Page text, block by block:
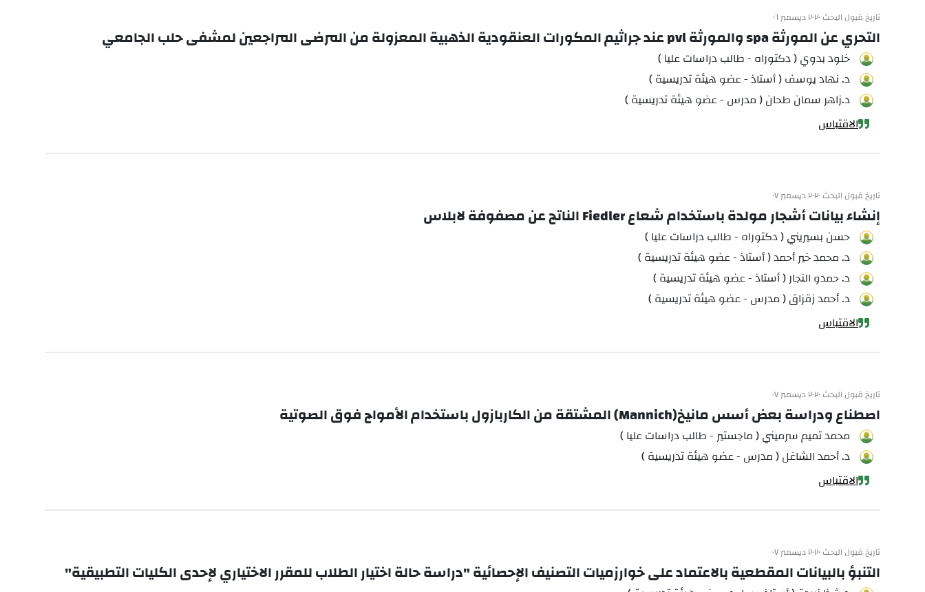
تاريخ قبول البحث ٢٠٢٠ ديسمبر ٠٦
التحري عن المورثة spa والمورثة pvl عند جراثيم المكورات العنقودية الذهبية المعزولة من المرضى المراجعين لمشفى حلب الجامعي
خلود بدوي ( دكتوراه - طالب دراسات عليا )
د. نهاد يوسف ( أستاذ - عضو هيئة تدريسية )
د.زاهر سمان طحان ( مدرس - عضو هيئة تدريسية )
الاقتباس
تاريخ قبول البحث ٢٠٢٠ ديسمبر ٠٧
إنشاء بيانات أشجار مولدة باستخدام شعاع Fiedler الناتج عن مصفوفة لابلاس
حسن بسيريني ( دكتوراه - طالب دراسات عليا )
د. محمد خير أحمد ( أستاذ - عضو هيئة تدريسية )
د. حمدو النجار ( أستاذ - عضو هيئة تدريسية )
د. أحمد زقزاق ( مدرس - عضو هيئة تدريسية )
الاقتباس
تاريخ قبول البحث ٢٠٢٠ ديسمبر ٠٧
اصطناع ودراسة بعض أسس مانيخ(Mannich) المشتقة من الكاربازول باستخدام الأمواج فوق الصوتية
محمد تميم سرميني ( ماجستير - طالب دراسات عليا )
د. أحمد الشاغل ( مدرس - عضو هيئة تدريسية )
الاقتباس
تاريخ قبول البحث ٢٠٢٠ ديسمبر ٠٧
التنبؤ بالبيانات المقطعية بالاعتماد على خوارزميات التصنيف الإحصائية "دراسة حالة اختيار الطلاب للمقرر الاختياري لإحدى الكليات التطبيقية"